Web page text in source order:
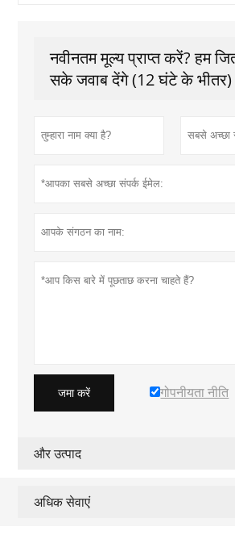
नवीनतम मूल्य प्राप्त करें? हम
सके जवाब देंगे (12 घंटे के भीतर)
जमा करें गोपनीयता नीति
और उत्पाद
अधिक सेवाएं